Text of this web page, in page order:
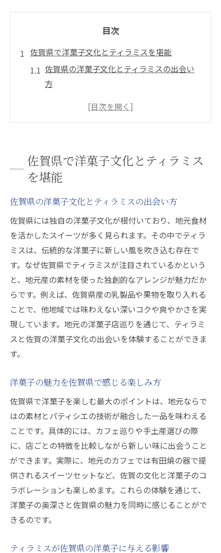
目次
佐賀県で洋菓子文化とティラミスを堪能
佐賀県の洋菓子文化とティラミスの出会い
方
洋菓子の魅力を佐賀県で感じる楽しみ方
洋菓子好きが注目する佐賀県の味わい深さ
ティラミス好きが注目する佐賀県の洋菓子
洋菓子好きが選ぶ佐賀県ティラミスの魅力
佐賀県の洋菓子で味わう特別なティラミス
体験
ティラミスファン必見の佐賀県洋菓子最新
事情
佐賀県洋菓子店で出会う多彩なティラミス
の味
地元で人気の洋菓子とティラミスの相性を
探る
洋菓子通が語る佐賀県ティラミスの楽しみ
洋菓子の魅力を探る佐賀県ティラミス体験
楽しさ
洋菓子の個性が光る佐賀県ティラミスの特
徴
ティラミスが映える佐賀県洋菓子のおすす
め
佐賀県の洋菓子店で体感するティラミスの
奥深さ
洋菓子で広がる佐賀県ティラミスの新発見
喫
佐賀県で洋菓子文化とティラミス
を堪能
佐賀県の洋菓子文化とティラミスの出会い方
佐賀県には独自の洋菓子文化が根付いており、地元食材
を活かしたスイーツが多く見られます。その中でティラ
ミスは、伝統的な洋菓子に新しい風を吹き込む存在で
す。なぜ佐賀県でティラミスが注目されているかという
と、地元産の素材を使った独創的なアレンジが魅力だか
らです。例えば、佐賀県産の乳製品や果物を取り入れる
ことで、他地域では味わえない深いコクや爽やかさを実
現しています。地元の洋菓子店巡りを通じて、ティラミ
スと佐賀の洋菓子文化の出会いを体験することができま
す。
洋菓子の魅力を佐賀県で感じる楽しみ方
佐賀県で洋菓子を楽しむ最大のポイントは、地元ならで
はの素材とパティシエの技術が融合した一品を味わえる
ことです。具体的には、カフェ巡りや手土産選びの際
に、店ごとの特徴を比較しながら新しい味に出会うこと
ができます。実際に、地元のカフェでは有田焼の器で提
供されるスイーツセットなど、佐賀の文化と洋菓子のコ
ラボレーションも楽しめます。これらの体験を通じて、
洋菓子の奥深さと佐賀県の魅力を同時に感じることがで
きるのです。
ティラミスが佐賀県の洋菓子に与える影響